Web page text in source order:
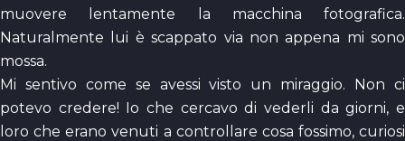
muovere lentamente la macchina fotografica.
Naturalmente lui è scappato via non appena mi sono
mossa.
Mi sentivo come se avessi visto un miraggio. Non ci
potevo credere! Io che cercavo di vederli da giorni, e
loro che erano venuti a controllare cosa fossimo, curiosi